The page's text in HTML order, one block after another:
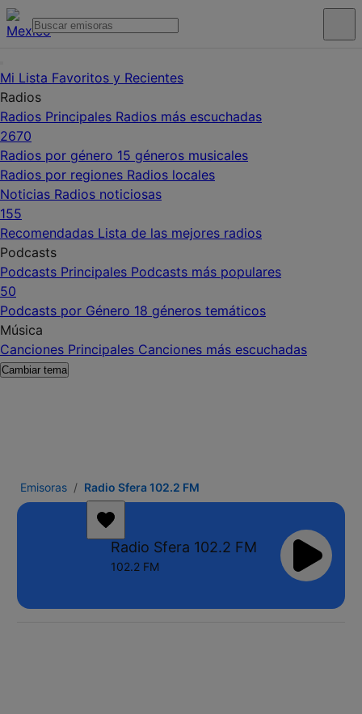
Mi Lista Favoritos y Recientes
Radios
Radios Principales Radios más escuchadas
2670
Radios por género 15 géneros musicales
Radios por regiones Radios locales
Noticias Radios noticiosas
155
Recomendadas Lista de las mejores radios
Podcasts
Podcasts Principales Podcasts más populares
50
Podcasts por Género 18 géneros temáticos
Música
Canciones Principales Canciones más escuchadas
Cambiar tema
Emisoras Radio Sfera 102.2 FM
Radio Sfera 102.2 FM
102.2 FM